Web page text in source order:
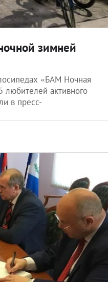
зимней
«БАМ Ночная
любителей активного
в пресс-